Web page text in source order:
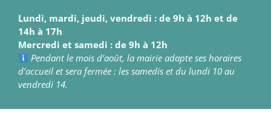
Lundi, mardi, jeudi, vendredi : de 9h à 12h et de
14h à 17h
Mercredi et samedi : de 9h à 12h
Pendant le mois d’août, la mairie adapte ses horaires
d’accueil et sera fermée : les samedis et du lundi 10 au
vendredi 14.